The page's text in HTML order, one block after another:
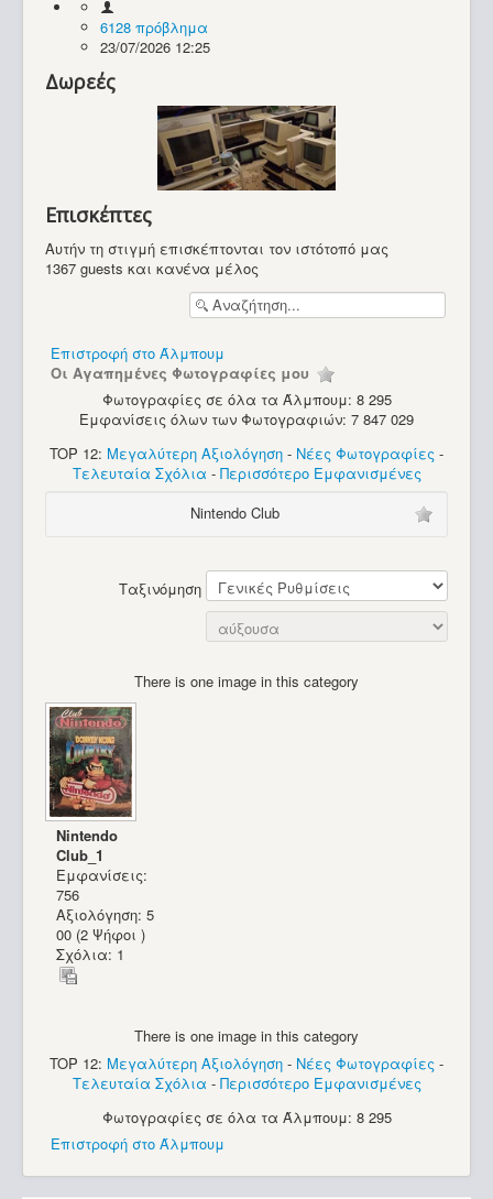
Υπολογιστές
Radio Shack Tandy TRS-80 Model 1
Radio Shack Tandy TRS-80 Model 1_19
6128 πρόβλημα
23/07/2026 12:25
Δωρεές
Επισκέπτες
Αυτήν τη στιγμή επισκέπτονται τον ιστότοπό μας
1367 guests και κανένα μέλος
Επιστροφή στο Άλμπουμ
Οι Αγαπημένες Φωτογραφίες μου
Φωτογραφίες σε όλα τα Άλμπουμ: 8 295
Εμφανίσεις όλων των Φωτογραφιών: 7 847 029
TOP 12: Μεγαλύτερη Αξιολόγηση - Νέες Φωτογραφίες -
Τελευταία Σχόλια - Περισσότερο Εμφανισμένες
Nintendo Club
Ταξινόμηση
There is one image in this category
Nintendo
Club_1
Εμφανίσεις:
756
Αξιολόγηση: 5
00 (2 Ψήφοι )
Σχόλια: 1
There is one image in this category
TOP 12: Μεγαλύτερη Αξιολόγηση - Νέες Φωτογραφίες -
Τελευταία Σχόλια - Περισσότερο Εμφανισμένες
Φωτογραφίες σε όλα τα Άλμπουμ: 8 295
Επιστροφή στο Άλμπουμ